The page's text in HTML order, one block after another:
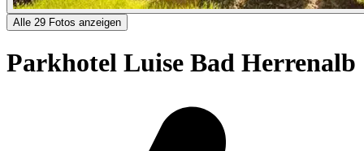
Alle 29 Fotos anzeigen
Parkhotel Luise Bad Herrenalb